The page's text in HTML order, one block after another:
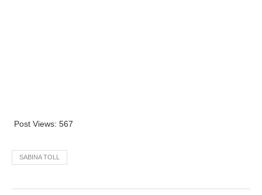
Post Views: 567
SABINA TOLL